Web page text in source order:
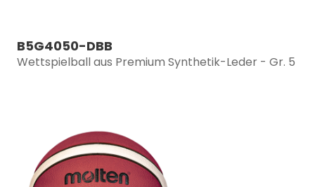
B5G4050-DBB
Wettspielball aus Premium Synthetik-Leder - Gr. 5